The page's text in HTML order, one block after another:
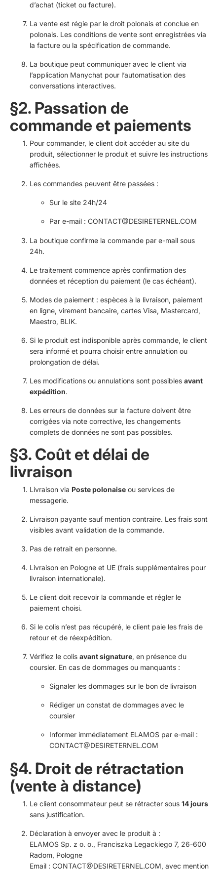
d’achat (ticket ou facture).
La vente est régie par le droit polonais et conclue en
polonais. Les conditions de vente sont enregistrées via
la facture ou la spécification de commande.
La boutique peut communiquer avec le client via
l’application Manychat pour l’automatisation des
conversations interactives.
§2. Passation de
commande et paiements
Pour commander, le client doit accéder au site du
produit, sélectionner le produit et suivre les instructions
affichées.
Les commandes peuvent être passées :
Sur le site 24h/24
Par e-mail : CONTACT@DESIRETERNEL.COM
La boutique confirme la commande par e-mail sous
24h.
Le traitement commence après confirmation des
données et réception du paiement (le cas échéant).
Modes de paiement : espèces à la livraison, paiement
en ligne, virement bancaire, cartes Visa, Mastercard,
Maestro, BLIK.
Si le produit est indisponible après commande, le client
sera informé et pourra choisir entre annulation ou
prolongation de délai.
Les modifications ou annulations sont possibles avant
expédition.
Les erreurs de données sur la facture doivent être
corrigées via note corrective, les changements
complets de données ne sont pas possibles.
§3. Coût et délai de
livraison
Livraison via Poste polonaise ou services de
messagerie.
Livraison payante sauf mention contraire. Les frais sont
visibles avant validation de la commande.
Pas de retrait en personne.
Livraison en Pologne et UE (frais supplémentaires pour
livraison internationale).
Le client doit recevoir la commande et régler le
paiement choisi.
Si le colis n’est pas récupéré, le client paie les frais de
retour et de réexpédition.
Vérifiez le colis avant signature, en présence du
coursier. En cas de dommages ou manquants :
Signaler les dommages sur le bon de livraison
Rédiger un constat de dommages avec le
coursier
Informer immédiatement ELAMOS par e-mail :
CONTACT@DESIRETERNEL.COM
§4. Droit de rétractation
(vente à distance)
Le client consommateur peut se rétracter sous 14 jours
sans justification.
Déclaration à envoyer avec le produit à :
ELAMOS Sp. z o. o., Franciszka Legackiego 7, 26-600
Radom, Pologne
Email : CONTACT@DESIRETERNEL.COM, avec mention